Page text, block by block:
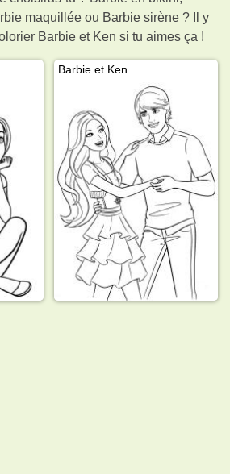
maquillée ou Barbie sirène ? Il y
Barbie et Ken si tu aimes ça !
Barbie et Ken